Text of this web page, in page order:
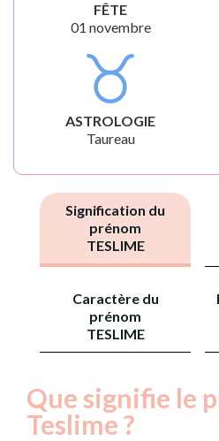
FÊTE
01 novembre
ASTROLOGIE
Taureau
Signification du
prénom
TESLIME
Caractère du
prénom
TESLIME
Que signifie le
Teslime ?